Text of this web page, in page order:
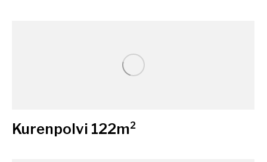
Kurenpolvi 122m²